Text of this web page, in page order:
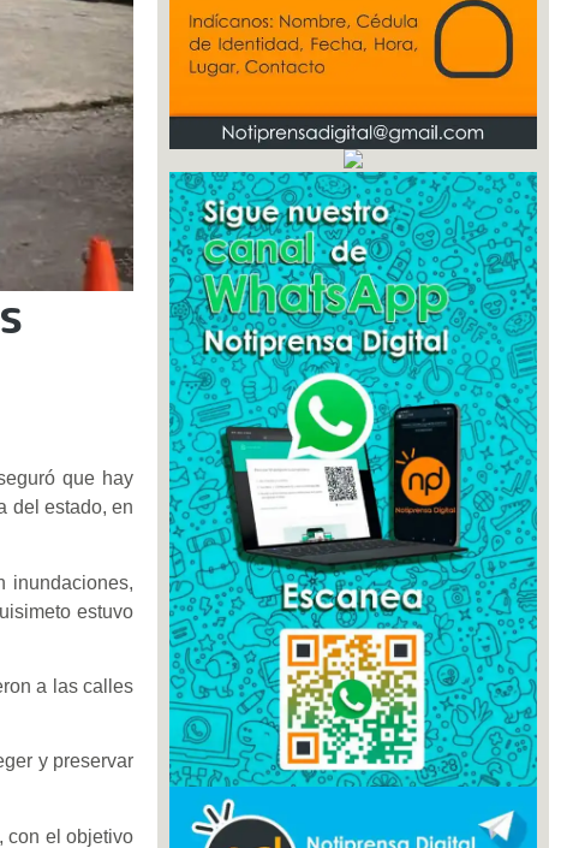
que hay
del estado, en
inundaciones,
estuvo
a las calles
y preservar
con el objetivo